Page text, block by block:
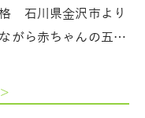
石川県金沢市より
がら赤ちゃんの五…